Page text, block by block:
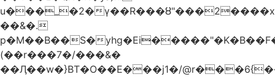
u���_�2�
��&�.
p�M��B��S�
(��r���7�/���&�
��Ӆ��w�}BT�O��E���j1�/